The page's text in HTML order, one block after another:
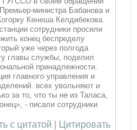
министра Бабанова и
Кенеша Келдибекова.
сотрудники просили
конец беспределу
уже через полгода
главы службы, поделил
принадлежности.
главного управления и
всех увольняют и
за то, что ты не из Таласа,
- писали сотрудники
с цитатой Цитировать